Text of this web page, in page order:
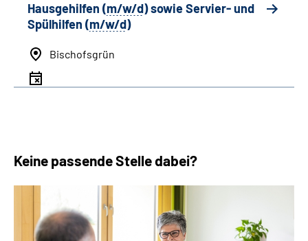
Hausgehilfen (m/w/d) sowie Servier- und
Spülhilfen (m/w/d)
Bischofsgrün
Keine passende Stelle dabei?